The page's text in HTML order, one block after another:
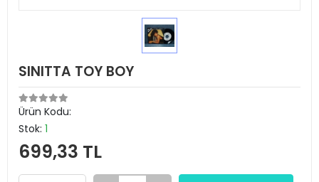
SINITTA TOY BOY
Ürün Kodu:
Stok: 1
699,33 TL